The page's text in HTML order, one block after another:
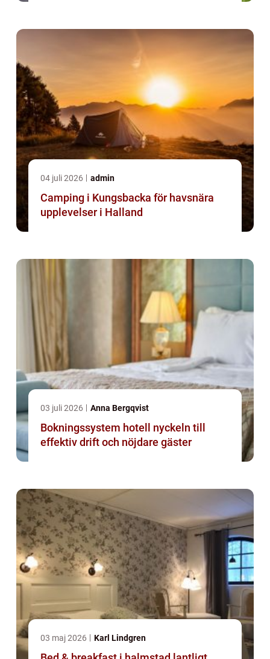
04 juli 2026 admin
Camping i Kungsbacka för havsnära
upplevelser i Halland
03 juli 2026 Anna Bergqvist
Bokningssystem hotell nyckeln till
effektiv drift och nöjdare gäster
03 maj 2026 Karl Lindgren